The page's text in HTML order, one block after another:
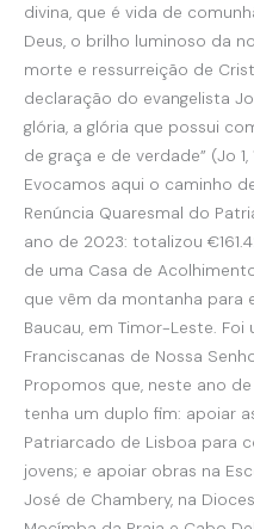
divina, que é vida de
Deus, o brilho luminoso da
morte e ressurreição de
declaração do evangelista
glória, a glória que possui
de graça e de verdade” (Jo 1,
Evocamos aqui o caminho
Renúncia Quaresmal do
ano de 2023: totalizou
de uma Casa de
que vêm da montanha para
Baucau, em Timor-Leste.
Franciscanas de Nossa
Propomos que, neste ano
tenha um duplo fim: apoiar
Patriarcado de Lisboa para
jovens; e apoiar obras na
José de Chambery, na